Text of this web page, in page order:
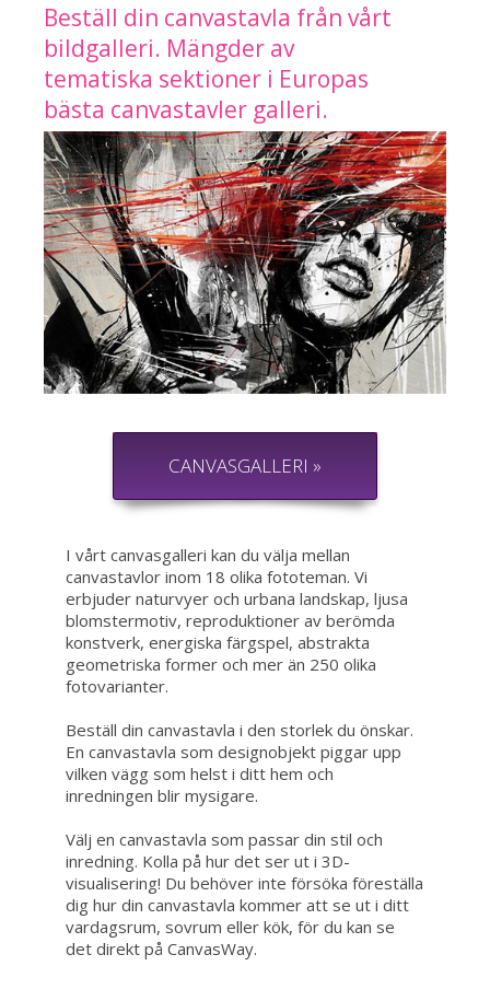
Beställ din canvastavla från vårt
bildgalleri. Mängder av
tematiska sektioner i Europas
bästa canvastavler galleri.
CANVASGALLERI »
I vårt canvasgalleri kan du välja mellan
canvastavlor inom 18 olika fototeman. Vi
erbjuder naturvyer och urbana landskap, ljusa
blomstermotiv, reproduktioner av berömda
konstverk, energiska färgspel, abstrakta
geometriska former och mer än 250 olika
fotovarianter.
Beställ din canvastavla i den storlek du önskar.
En canvastavla som designobjekt piggar upp
vilken vägg som helst i ditt hem och
inredningen blir mysigare.
Välj en canvastavla som passar din stil och
inredning. Kolla på hur det ser ut i 3D-
visualisering! Du behöver inte försöka föreställa
dig hur din canvastavla kommer att se ut i ditt
vardagsrum, sovrum eller kök, för du kan se
det direkt på CanvasWay.